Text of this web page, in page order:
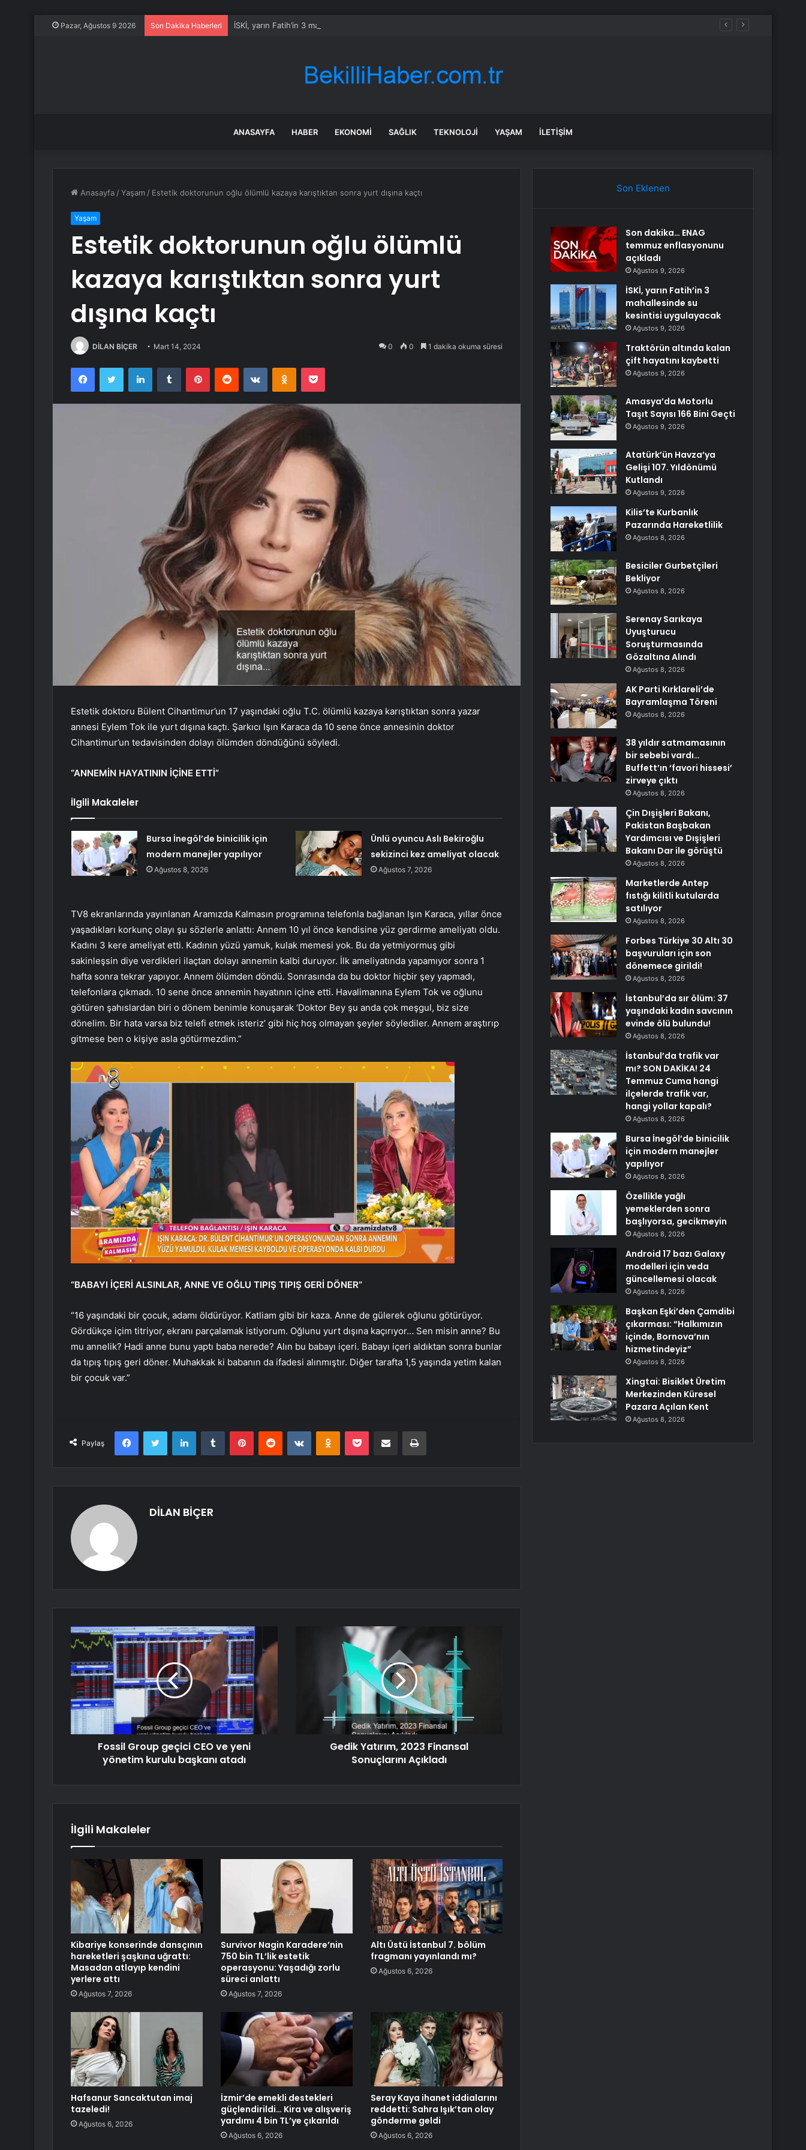
Pazar, Ağustos 9 2026 Son Dakika Haberleri İSKİ, yarın Fatih’in 3 mahallesinde su kesintisi uygulayacak
ANASAYFA HABER EKONOMI SAĞLIK TEKNOLOJI YAŞAM İLETIŞIM
Anasayfa /Yaşam / Estetik doktorunun oğlu ölümlü kazaya karıştıktan sonra yurt dışına kaçtı
Yaşam
Estetik doktorunun oğlu ölümlü
kazaya karıştıktan sonra yurt
dışına kaçtı
DİLAN BİÇER Mart 14, 2024 0 0 1 dakika okuma süresi
FacebookTwitter LinkedInTumblr PinterestReddit VKontakteOdnoklassniki
Pocket
Estetik doktoru Bülent Cihantimur’un 17 yaşındaki oğlu T.C. ölümlü kazaya karıştıktan sonra yazar
annesi Eylem Tok ile yurt dışına kaçtı. Şarkıcı Işın Karaca da 10 sene önce annesinin doktor
Cihantimur’un tedavisinden dolayı ölümden döndüğünü söyledi.
“ANNEMİN HAYATININ İÇİNE ETTİ”
İlgili Makaleler
Bursa İnegöl’de binicilik için
modern manejler yapılıyor
Ağustos 8, 2026
Ünlü oyuncu Aslı Bekiroğlu
sekizinci kez ameliyat olacak
Ağustos 7, 2026
TV8 ekranlarında yayınlanan Aramızda Kalmasın programına telefonla bağlanan Işın Karaca, yıllar önce
yaşadıkları korkunç olayı şu sözlerle anlattı: Annem 10 yıl önce kendisine yüz gerdirme ameliyatı oldu.
Kadını 3 kere ameliyat etti. Kadının yüzü yamuk, kulak memesi yok. Bu da yetmiyormuş gibi
sakinleşsin diye verdikleri ilaçtan dolayı annemin kalbi duruyor. İlk ameliyatında yapamıyor sonra 1
hafta sonra tekrar yapıyor. Annem ölümden döndü. Sonrasında da bu doktor hiçbir şey yapmadı,
telefonlara çıkmadı. 10 sene önce annemin hayatının içine etti. Havalimanına Eylem Tok ve oğlunu
götüren şahıslardan biri o dönem benimle konuşarak ‘Doktor Bey şu anda çok meşgul, biz size
dönelim. Bir hata varsa biz telefi etmek isteriz’ gibi hiç hoş olmayan şeyler söylediler. Annem araştırıp
gitmese ben o kişiye asla götürmezdim.”
“BABAYI İÇERİ ALSINLAR, ANNE VE OĞLU TIPIŞ TIPIŞ GERİ DÖNER”
“16 yaşındaki bir çocuk, adamı öldürüyor. Katliam gibi bir kaza. Anne de gülerek oğlunu götürüyor.
Gördükçe içim titriyor, ekranı parçalamak istiyorum. Oğlunu yurt dışına kaçırıyor… Sen misin anne? Bu
mu annelik? Hadi anne bunu yaptı baba nerede? Alın bu babayı içeri. Babayı içeri aldıktan sonra bunlar
da tıpış tıpış geri döner. Muhakkak ki babanın da ifadesi alınmıştır. Diğer tarafta 1,5 yaşında yetim kalan
bir çocuk var.”
Paylaş
FacebookTwitter LinkedInTumblr PinterestReddit VKontakteOdnoklassniki
Pocket E-Posta ile paylaş Yazdır
DİLAN BİÇER
Fossil Group geçici CEO ve yeni
yönetim kurulu başkanı atadı
Gedik Yatırım, 2023 Finansal
Sonuçlarını Açıkladı
İlgili Makaleler
Kibariye konserinde dansçının
hareketleri şaşkına uğrattı:
Masadan atlayıp kendini
yerlere attı
Ağustos 7, 2026
Survivor Nagin Karadere’nin
750 bin TL’lik estetik
operasyonu: Yaşadığı zorlu
süreci anlattı
Ağustos 7, 2026
Altı Üstü İstanbul 7. bölüm
fragmanı yayınlandı mı?
Ağustos 6, 2026
Hafsanur Sancaktutan imaj
tazeledi!
Ağustos 6, 2026
İzmir’de emekli destekleri
güçlendirildi… Kira ve alışveriş
yardımı 4 bin TL’ye çıkarıldı
Ağustos 6, 2026
Seray Kaya ihanet iddialarını
reddetti: Sahra Işık’tan olay
gönderme geldi
Ağustos 6, 2026
Son Eklenen
Son dakika… ENAG
temmuz enflasyonunu
açıkladı
Ağustos 9, 2026
İSKİ, yarın Fatih’in 3
mahallesinde su
kesintisi uygulayacak
Ağustos 9, 2026
Traktörün altında kalan
çift hayatını kaybetti
Ağustos 9, 2026
Amasya’da Motorlu
Taşıt Sayısı 166 Bini Geçti
Ağustos 9, 2026
Atatürk’ün Havza’ya
Gelişi 107. Yıldönümü
Kutlandı
Ağustos 9, 2026
Kilis’te Kurbanlık
Pazarında Hareketlilik
Ağustos 8, 2026
Besiciler Gurbetçileri
Bekliyor
Ağustos 8, 2026
Serenay Sarıkaya
Uyuşturucu
Soruşturmasında
Gözaltına Alındı
Ağustos 8, 2026
AK Parti Kırklareli’de
Bayramlaşma Töreni
Ağustos 8, 2026
38 yıldır satmamasının
bir sebebi vardı…
Buffett’ın ‘favori hissesi’
zirveye çıktı
Ağustos 8, 2026
Çin Dışişleri Bakanı,
Pakistan Başbakan
Yardımcısı ve Dışişleri
Bakanı Dar ile görüştü
Ağustos 8, 2026
Marketlerde Antep
fıstığı kilitli kutularda
satılıyor
Ağustos 8, 2026
Forbes Türkiye 30 Altı 30
başvuruları için son
dönemece girildi!
Ağustos 8, 2026
İstanbul’da sır ölüm: 37
yaşındaki kadın savcının
evinde ölü bulundu!
Ağustos 8, 2026
İstanbul’da trafik var
mı? SON DAKİKA! 24
Temmuz Cuma hangi
ilçelerde trafik var,
hangi yollar kapalı?
Ağustos 8, 2026
Bursa İnegöl’de binicilik
için modern manejler
yapılıyor
Ağustos 8, 2026
Özellikle yağlı
yemeklerden sonra
başlıyorsa, gecikmeyin
Ağustos 8, 2026
Android 17 bazı Galaxy
modelleri için veda
güncellemesi olacak
Ağustos 8, 2026
Başkan Eşki’den Çamdibi
çıkarması: “Halkımızın
içinde, Bornova’nın
hizmetindeyiz”
Ağustos 8, 2026
Xingtai: Bisiklet Üretim
Merkezinden Küresel
Pazara Açılan Kent
Ağustos 8, 2026